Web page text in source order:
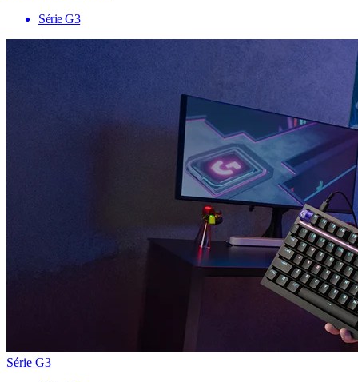
Série G3
Série G3